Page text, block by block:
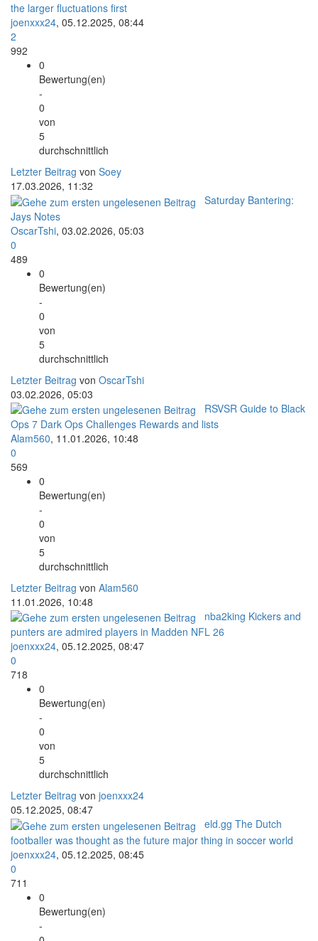
the larger fluctuations first
joenxxx24, 05.12.2025, 08:44
2
992
0
Bewertung(en)
-
0
von
5
durchschnittlich
Letzter Beitrag von Soey
17.03.2026, 11:32
Saturday Bantering:
Jays Notes
OscarTshi, 03.02.2026, 05:03
0
489
0
Bewertung(en)
-
0
von
5
durchschnittlich
Letzter Beitrag von OscarTshi
03.02.2026, 05:03
RSVSR Guide to Black
Ops 7 Dark Ops Challenges Rewards and lists
Alam560, 11.01.2026, 10:48
0
569
0
Bewertung(en)
-
0
von
5
durchschnittlich
Letzter Beitrag von Alam560
11.01.2026, 10:48
nba2king Kickers and
punters are admired players in Madden NFL 26
joenxxx24, 05.12.2025, 08:47
0
718
0
Bewertung(en)
-
0
von
5
durchschnittlich
Letzter Beitrag von joenxxx24
05.12.2025, 08:47
eld.gg The Dutch
footballer was thought as the future major thing in soccer world
joenxxx24, 05.12.2025, 08:45
0
711
0
Bewertung(en)
-